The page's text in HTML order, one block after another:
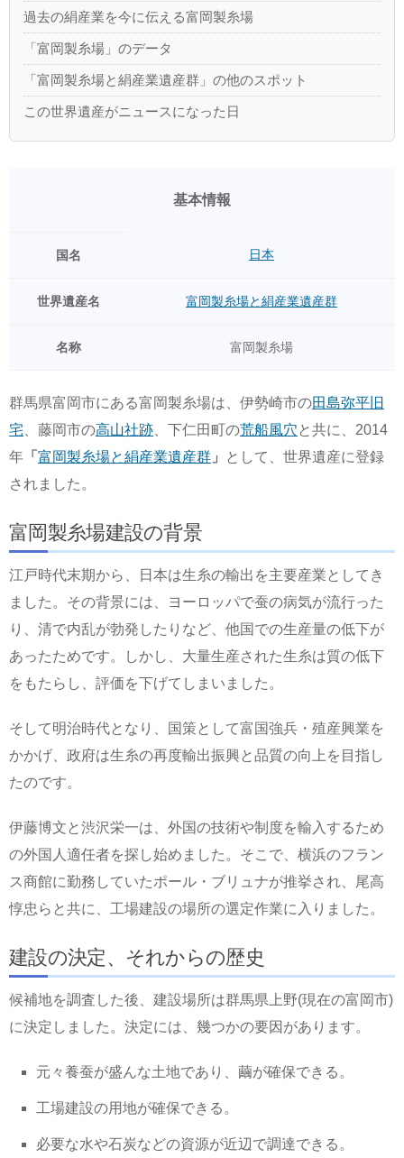
過去の絹産業を今に伝える富岡製糸場
「富岡製糸場」のデータ
「富岡製糸場と絹産業遺産群」の他のスポット
この世界遺産がニュースになった日
基本情報
国名 日本
世界遺産名 富岡製糸場と絹産業遺産群
名称 富岡製糸場
群馬県富岡市にある富岡製糸場は、伊勢崎市の田島弥平旧
宅、藤岡市の高山社跡、下仁田町の荒船風穴 と共に、2014
年 「 富岡製糸場と絹産業遺産群 」
として、世界遺産に登録
されました。
富岡製糸場建設の背景
江戸時代末期から、日本は生糸の輸出を主要産業としてき
ました。その背景には、ヨーロッパで蚕の病気が流行った
り、清で内乱が勃発したりなど、他国での生産量の低下が
あったためです。しかし、大量生産された生糸は質の低下
をもたらし、評価を下げてしまいました。
そして明治時代となり、国策として富国強兵・殖産興業を
かかげ、政府は生糸の再度輸出振興と品質の向上を目指し
たのです。
伊藤博文と渋沢栄一は、外国の技術や制度を輸入するため
の外国人適任者を探し始めました。そこで、横浜のフラン
ス商館に勤務していたポール・ブリュナが推挙され、尾高
惇忠らと共に、工場建設の場所の選定作業に入りました。
建設の決定、それからの歴史
候補地を調査した後、建設場所は群馬県上野(現在の富岡市)
に決定しました。決定には、幾つかの要因があります。
元々養蚕が盛んな土地であり、繭が確保できる。
工場建設の用地が確保できる。
必要な水や石炭などの資源が近辺で調達できる。